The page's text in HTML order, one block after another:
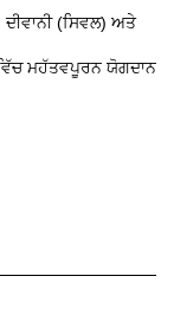
(ਸਿਵਲ) ਅਤੇ
ਮਹੱਤਵਪੂਰਨ ਯੋਗਦਾਨ